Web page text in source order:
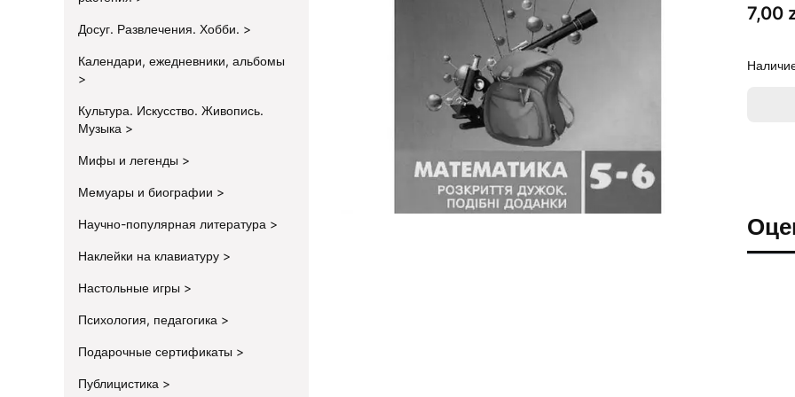
Досуг. Развлечения. Хобби.
Календари, ежедневники, альбомы
Культура. Искусство. Живопись.
Музыка
Мифы и легенды
Мемуары и биографии
Научно-популярная литература
Наклейки на клавиатуру
Настольные игры
Психология, педагогика
Подарочные сертификаты
Публицистика
Цена
7,00